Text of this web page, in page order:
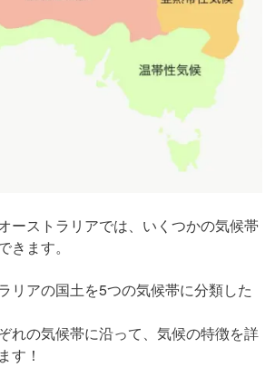
ーストラリアでは、いくつかの気候帯
きます。
リアの国土を5つの気候帯に分類した
れの気候帯に沿って、気候の特徴を詳
す！